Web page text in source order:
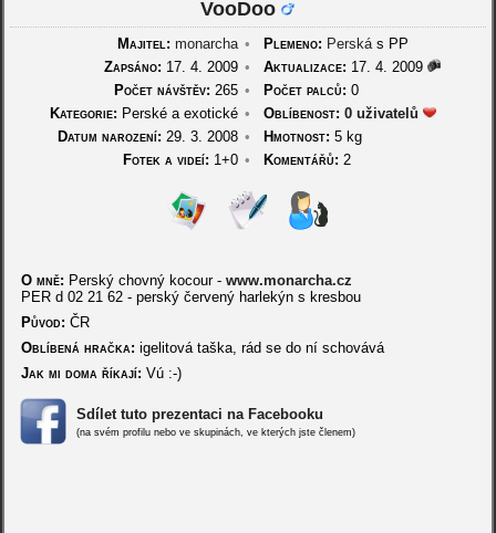
VooDoo
Majitel: monarcha • Plemeno: Perskás PP
Zapsáno: 17. 4. 2009 • Aktualizace: 17. 4. 2009
Počet návštěv: 265 • Počet palců: 0
Kategorie: Perské a exotické • Oblíbenost: 0 uživatelů
Datum narození: 29. 3. 2008 • Hmotnost: 5 kg
Fotek a videí: 1+0 • Komentářů: 2
O mně: Perský chovný kocour - www.monarcha.cz
PER d 02 21 62 - perský červený harlekýn s kresbou
Původ: ČR
Oblíbená hračka: igelitová taška, rád se do ní schovává
Jak mi doma říkají: Vú :-)
Sdílet tuto prezentaci na Facebooku
(na svém profilu nebo ve skupinách, ve kterých jste členem)